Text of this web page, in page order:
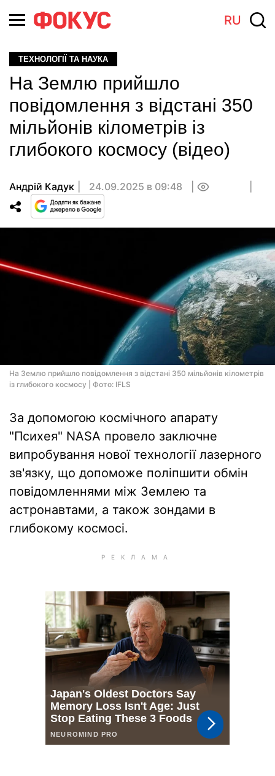
RU
ТЕХНОЛОГІЇ ТА НАУКА
На Землю прийшло
повідомлення з відстані 350
мільйонів кілометрів із
глибокого космосу (відео)
Андрій Кадук 24.09.2025 в 09:48
На Землю прийшло повідомлення з відстані 350 мільйонів кілометрів
із глибокого космосу | Фото: IFLS
За допомогою космічного апарату
"Психея" NASA провело заключне
випробування нової технології лазерного
зв'язку, що допоможе поліпшити обмін
повідомленнями між Землею та
астронавтами, а також зондами в
глибокому космосі.